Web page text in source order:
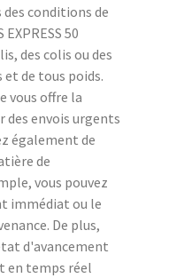
conditions de
50
des colis ou des
de tous poids.
vous offre la
envois urgents
également de
de
vous pouvez
immédiat ou le
De plus,
d'avancement
en temps réel